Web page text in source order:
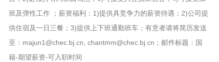
班及弹性工作 ；薪资福利：1)提供具竞争力的薪资待遇；2)公司提
供住宿及一日三餐；3)提供上下班通勤班车；有意者请将简历发送
至：majun1@chec.bj.cn, chantmm@chec.bj.cn；邮件标题：国
籍-期望薪资-可入职时间